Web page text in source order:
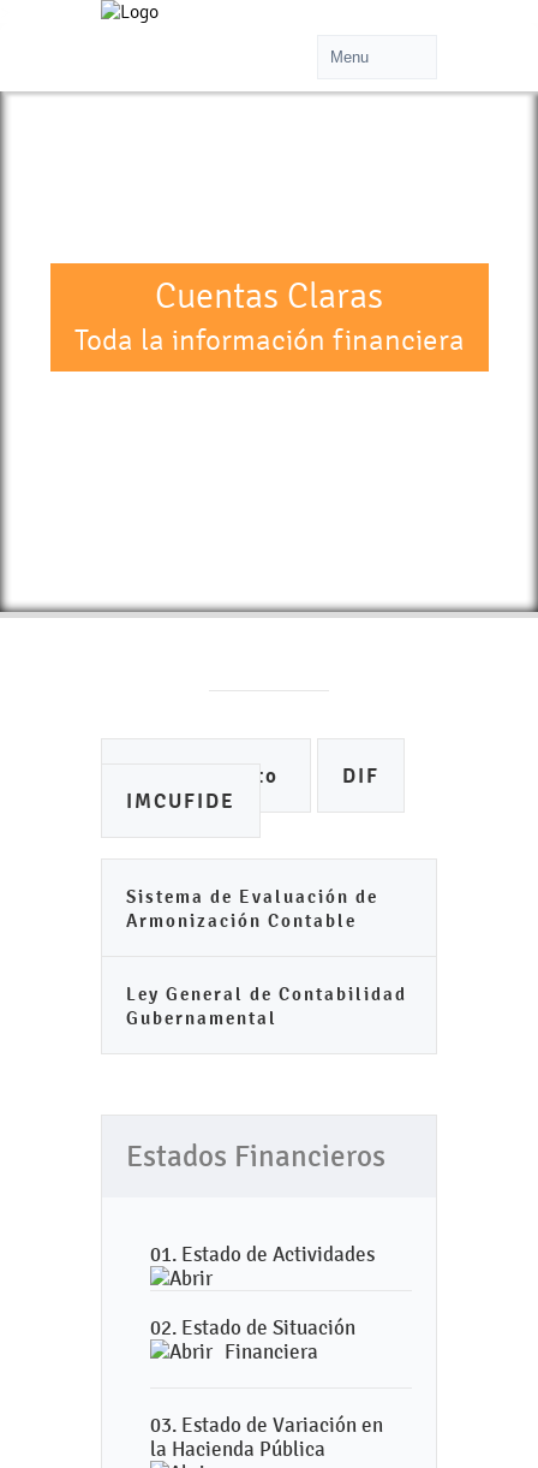
Cuentas Claras
Toda la información financiera
Ayuntamiento
DIF
IMCUFIDE
Sistema de Evaluación de
Armonización Contable
Ley General de Contabilidad
Gubernamental
Estados Financieros
01. Estado de Actividades
02. Estado de Situación
Financiera
03. Estado de Variación en
la Hacienda Pública